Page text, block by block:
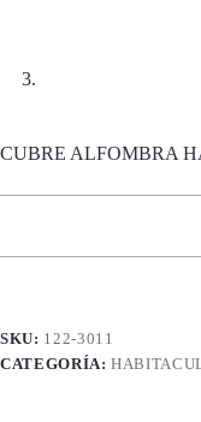
CUBRE ALFOMBRA
SKU: 122-3011
CATEGORÍA: